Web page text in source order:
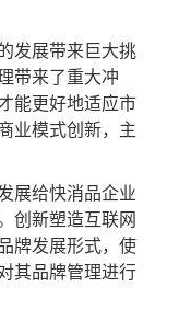
展带来巨大挑
带来了重大冲
能更好地适应市
业模式创新，主
给快消品企业
创新塑造互联网
牌发展形式，使
其品牌管理进行